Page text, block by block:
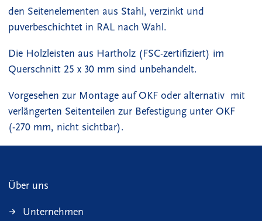
den Seitenelementen aus Stahl, verzinkt und
puverbeschichtet in RAL nach Wahl.
Die Holzleisten aus Hartholz (FSC-zertifiziert) im
Querschnitt 25 x 30 mm sind unbehandelt.
Vorgesehen zur Montage auf OKF oder alternativ mit
verlängerten Seitenteilen zur Befestigung unter OKF
(-270 mm, nicht sichtbar).
Über uns
Unternehmen